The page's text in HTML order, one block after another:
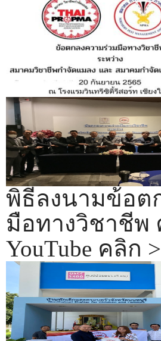
พิธีลงนามข้อต
มือทางวิชาชีพ
YouTube คลิก